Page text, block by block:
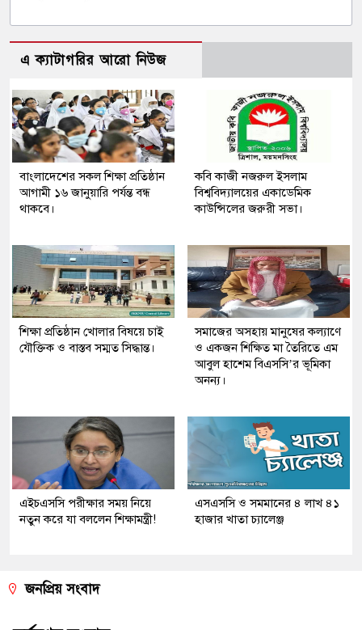
এ ক্যাটাগরির আরো নিউজ
বাংলাদেশের সকল শিক্ষা প্রতিষ্ঠান
আগামী ১৬ জানুয়ারি পর্যন্ত বন্ধ
থাকবে।
কবি কাজী নজরুল ইসলাম
বিশ্ববিদ্যালয়ের একাডেমিক
কাউন্সিলের জরুরী সভা।
শিক্ষা প্রতিষ্ঠান খোলার বিষয়ে চাই
যৌক্তিক ও বাস্তব সম্মত সিদ্ধান্ত।
সমাজের অসহায় মানুষের কল্যাণে
ও একজন শিক্ষিত মা তৈরিতে এম
আবুল হাশেম বিএসসি’র ভূমিকা
অনন্য।
এইচএসসি পরীক্ষার সময় নিয়ে
নতুন করে যা বললেন শিক্ষামন্ত্রী!
এসএসসি ও সমমানের ৪ লাখ ৪১
হাজার খাতা চ্যালেঞ্জ
জনপ্রিয় সংবাদ